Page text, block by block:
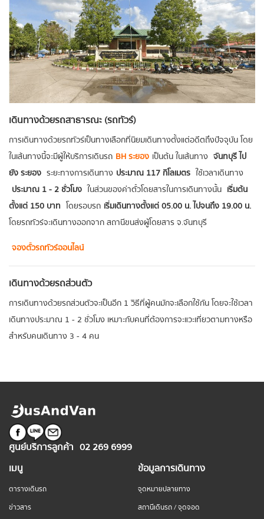
เดินทางด้วยรถสาธารณะ (รถทัวร์)
การเดินทางด้วยรถทัวร์เป็นทางเลือกที่นิยมเดินทางตั้งแต่อดีตถึงปัจจุบัน โดย
ในเส้นทางนี้จะมีผู้ให้บริการเดินรถ BH ระยอง เป็นต้น ในเส้นทาง จันทบุรี ไป
ยัง ระยอง ระยะทางการเดินทาง ประมาณ 117 กิโลเมตร ใช้เวลาเดินทาง
ประมาณ 1 - 2 ชั่วโมง ในส่วนของค่าตั๋วโดยสารในการเดินทางนั้น เริ่มต้น
ตั้งแต่ 150 บาท โดยรอบรถ เริ่มเดินทางตั้งแต่ 05.00 น. ไปจนถึง 19.00 น.
โดยรถทัวร์จะเดินทางออกจาก สถานีขนส่งผู้โดยสาร จ.จันทบุรี
จองตั๋วรถทัวร์ออนไลน์
เดินทางด้วยรถส่วนตัว
การเดินทางด้วยรถส่วนตัวจะเป็นอีก 1 วิธีที่ผู้คนมักจะเลือกใช้กัน โดยจะใช้เวลา
เดินทางประมาณ 1 - 2 ชั่วโมง เหมาะกับคนที่ต้องการจะแวะเที่ยวตามทางหรือ
สำหรับคนเดินทาง 3 - 4 คน
ศูนย์บริการลูกค้า 02 269 6999
เมนู
ตารางเดินรถ
ข่าวสาร
ข้อมูลการเดินทาง
จุดหมายปลายทาง
สถานีเดินรถ / จุดจอด